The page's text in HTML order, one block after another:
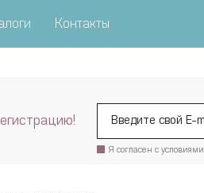
Контакты
Я согласен с условиями